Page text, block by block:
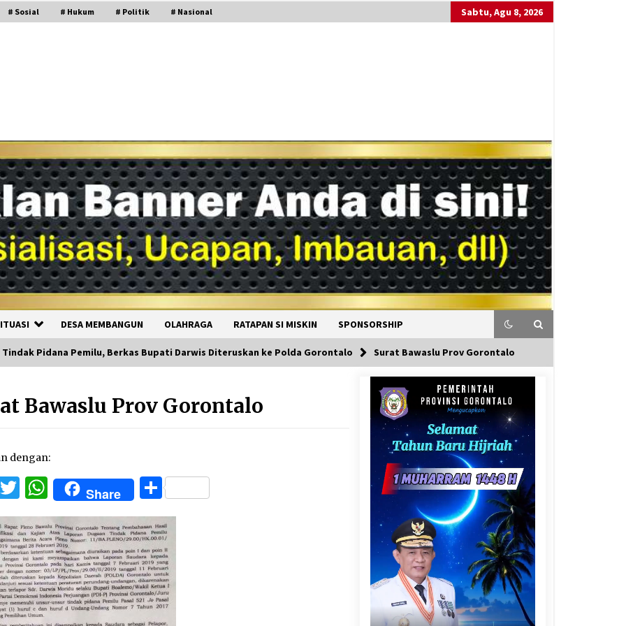
# Sosial # Hukum # Politik # Nasional Sabtu, Agu 8, 2026
DESA MEMBANGUN OLAHRAGA RATAPAN SI MISKIN SPONSORSHIP
Tindak Pidana Pemilu, Berkas Bupati Darwis Diteruskan ke Polda Gorontalo Surat Bawaslu Prov Gorontalo
Bawaslu Prov Gorontalo
dengan:
Twitter
WhatsApp
Share Share